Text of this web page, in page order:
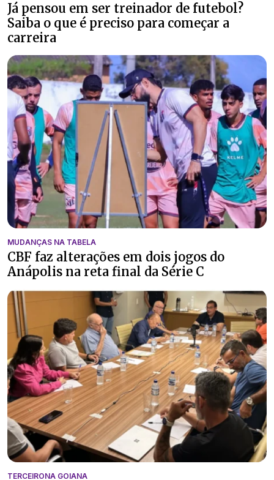
Já pensou em ser treinador de futebol?
Saiba o que é preciso para começar a
carreira
MUDANÇAS NA TABELA
CBF faz alterações em dois jogos do
Anápolis na reta final da Série C
TERCEIRONA GOIANA